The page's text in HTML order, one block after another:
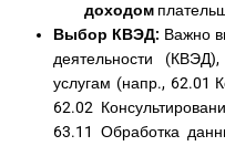
доходом
Выбор КВЭД: Важно
деятельности
услугам (напр., 62.01
62.02
63.11 Обработка